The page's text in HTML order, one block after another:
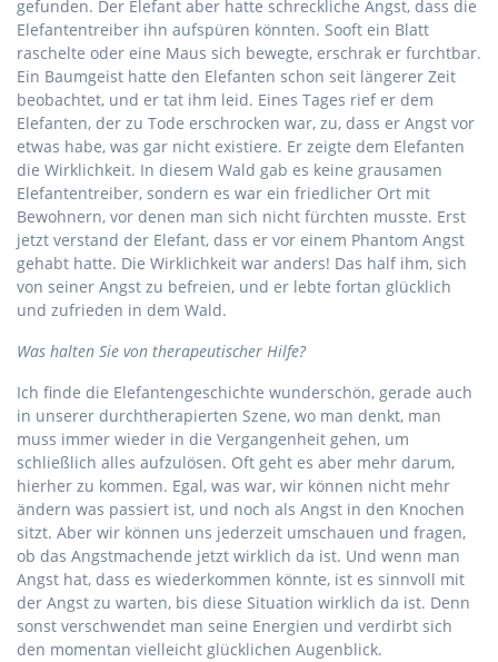
gefunden. Der Elefant aber hatte schreckliche Angst, dass die
Elefantentreiber ihn aufspüren könnten. Sooft ein Blatt
raschelte oder eine Maus sich bewegte, erschrak er furchtbar.
Ein Baumgeist hatte den Elefanten schon seit längerer Zeit
beobachtet, und er tat ihm leid. Eines Tages rief er dem
Elefanten, der zu Tode erschrocken war, zu, dass er Angst vor
etwas habe, was gar nicht existiere. Er zeigte dem Elefanten
die Wirklichkeit. In diesem Wald gab es keine grausamen
Elefantentreiber, sondern es war ein friedlicher Ort mit
Bewohnern, vor denen man sich nicht fürchten musste. Erst
jetzt verstand der Elefant, dass er vor einem Phantom Angst
gehabt hatte. Die Wirklichkeit war anders! Das half ihm, sich
von seiner Angst zu befreien, und er lebte fortan glücklich
und zufrieden in dem Wald.
Was halten Sie von therapeutischer Hilfe?
Ich finde die Elefantengeschichte wunderschön, gerade auch
in unserer durchtherapierten Szene, wo man denkt, man
muss immer wieder in die Vergangenheit gehen, um
schließlich alles aufzulösen. Oft geht es aber mehr darum,
hierher zu kommen. Egal, was war, wir können nicht mehr
ändern was passiert ist, und noch als Angst in den Knochen
sitzt. Aber wir können uns jederzeit umschauen und fragen,
ob das Angstmachende jetzt wirklich da ist. Und wenn man
Angst hat, dass es wiederkommen könnte, ist es sinnvoll mit
der Angst zu warten, bis diese Situation wirklich da ist. Denn
sonst verschwendet man seine Energien und verdirbt sich
den momentan vielleicht glücklichen Augenblick.